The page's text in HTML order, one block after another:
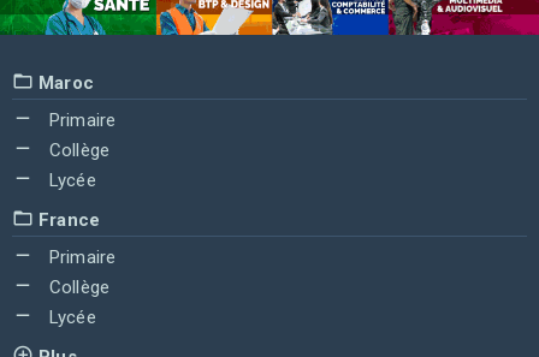
Maroc
Primaire
Collège
Lycée
France
Primaire
Collège
Lycée